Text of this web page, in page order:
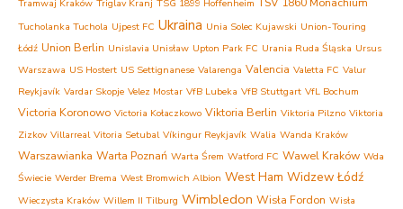
Tramwaj Kraków Triglav Kranj TSG 1899 Hoffenheim
Tucholanka Tuchola Ujpest FC Ukraina Unia Solec Kujawski Union-Touring
Łódź Union Berlin Unislavia Unisław Upton Park FC Urania Ruda Śląska Ursus
Warszawa US Hostert US Settignanese Valarenga Valencia Valetta FC Valur
Reykjavík Vardar Skopje Velez Mostar VfB Lubeka VfB Stuttgart VfL Bochum
Victoria Koronowo Victoria Kołaczkowo Viktoria Berlin Viktoria Pilzno Viktoria
Zizkov Villarreal Vitoria Setubal Víkingur Reykjavík Walia Wanda Kraków
Warszawianka Warta Poznań Warta Śrem Watford FC Wawel Kraków Wda
Świecie Werder Brema West Bromwich Albion West Ham Widzew Łódź
Wieczysta Kraków Willem II Tilburg Wimbledon Wisła Fordon Wisła